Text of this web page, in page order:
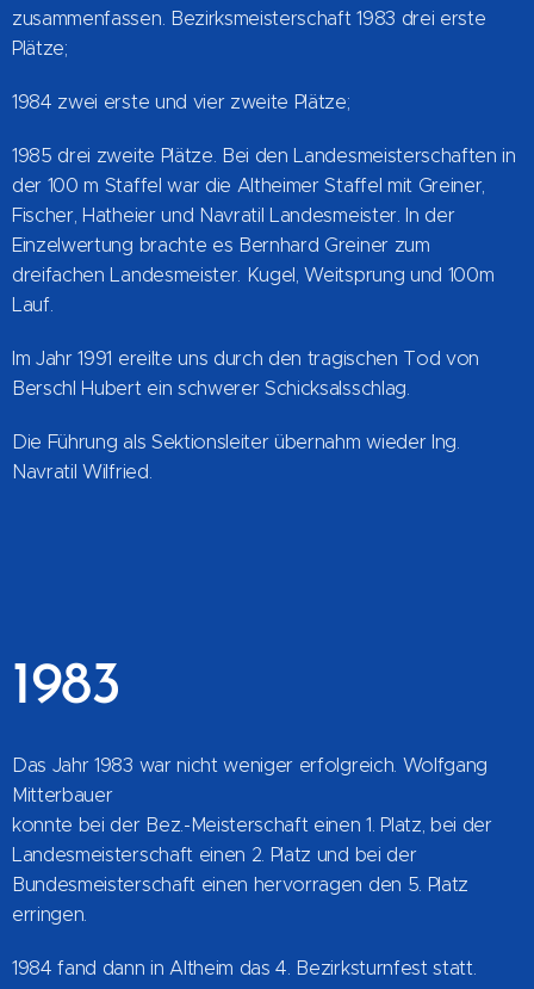
zusammenfassen. Bezirksmeisterschaft 1983 drei erste
Plätze;
1984 zwei erste und vier zweite Plätze;
1985 drei zweite Plätze. Bei den Landesmeisterschaften in
der 100 m Staffel war die Altheimer Staffel mit Greiner,
Fischer, Hatheier und Navratil Landesmeister. In der
Einzelwertung brachte es Bernhard Greiner zum
dreifachen Landesmeister. Kugel, Weitsprung und 100m
Lauf.
Im Jahr 1991 ereilte uns durch den tragischen Tod von
Berschl Hubert ein schwerer Schicksalsschlag.
Die Führung als Sektionsleiter übernahm wieder Ing.
Navratil Wilfried.
1983
Das Jahr 1983 war nicht weniger erfolgreich. Wolfgang
Mitterbauer
konnte bei der Bez.-Meisterschaft einen 1. Platz, bei der
Landesmeisterschaft einen 2. Platz und bei der
Bundesmeisterschaft einen hervorragen den 5. Platz
erringen.
1984 fand dann in Altheim das 4. Bezirksturnfest statt.